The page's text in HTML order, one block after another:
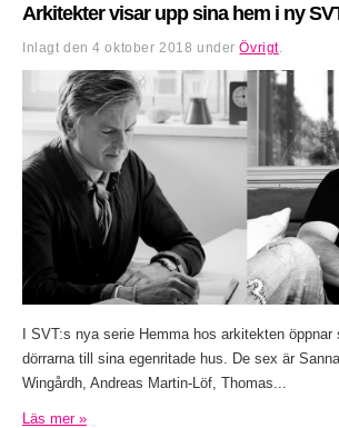
Arkitekter visar upp sina hem i ny
Inlagt den4 oktober 2018 underÖvrigt.
I SVT:s nya serie Hemma hos arkitekten
dörrarna till sina egenritade hus. De sex är
Wingårdh, Andreas Martin-Löf, Thomas...
Läs mer »